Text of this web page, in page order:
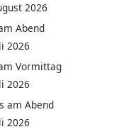
2026
Abend
2026
Vormittag
2026
am Abend
2026